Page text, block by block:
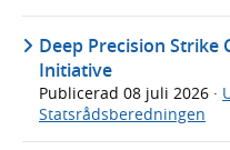
Deep Precision
Initiative
Publicerad 08 juli 2026 ·
Statsrådsberedningen